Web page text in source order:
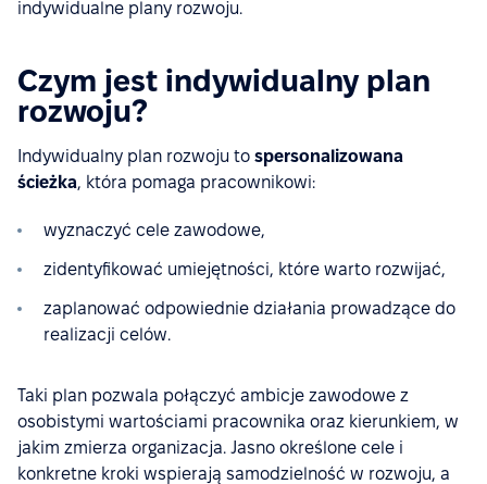
indywidualne plany rozwoju.
Czym jest indywidualny plan
rozwoju?
Indywidualny plan rozwoju to spersonalizowana
ścieżka, która pomaga pracownikowi:
wyznaczyć cele zawodowe,
zidentyfikować umiejętności, które warto rozwijać,
zaplanować odpowiednie działania prowadzące do
realizacji celów.
Taki plan pozwala połączyć ambicje zawodowe z
osobistymi wartościami pracownika oraz kierunkiem, w
jakim zmierza organizacja. Jasno określone cele i
konkretne kroki wspierają samodzielność w rozwoju, a